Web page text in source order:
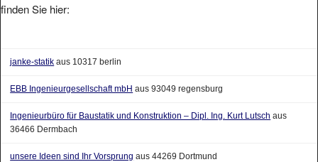
finden Sie hier:
janke-statik aus 10317 berlin
EBB Ingenieurgesellschaft mbH aus 93049 regensburg
Ingenieurbüro für Baustatik und Konstruktion – Dipl. Ing. Kurt Lutsch aus
36466 Dermbach
unsere Ideen sind Ihr Vorsprung aus 44269 Dortmund